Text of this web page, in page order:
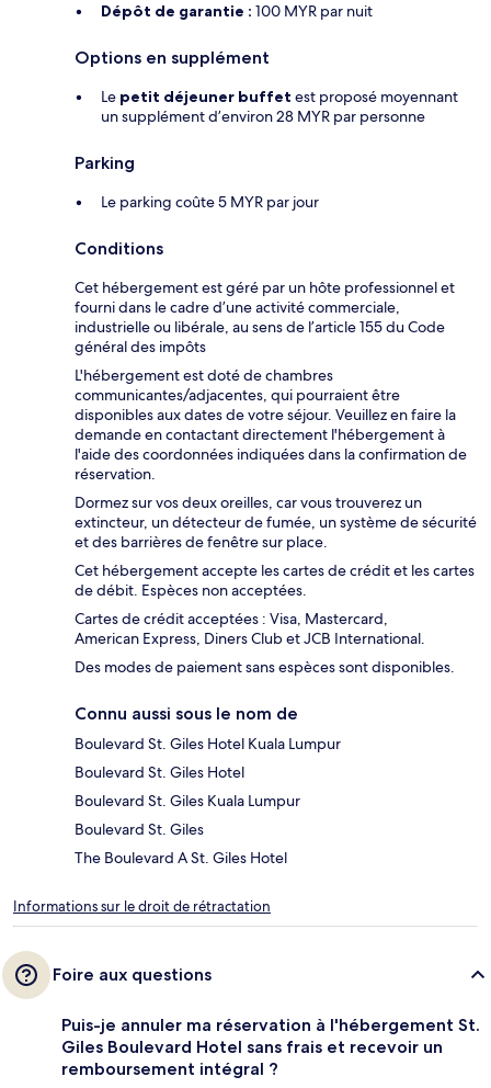
Dépôt de garantie : 100 MYR par nuit
Options en supplément
Le petit déjeuner buffet est proposé moyennant
un supplément d’environ 28 MYR par personne
Parking
Le parking coûte 5 MYR par jour
Conditions
Cet hébergement est géré par un hôte professionnel et
fourni dans le cadre d’une activité commerciale,
industrielle ou libérale, au sens de l’article 155 du Code
général des impôts
L'hébergement est doté de chambres
communicantes/adjacentes, qui pourraient être
disponibles aux dates de votre séjour. Veuillez en faire la
demande en contactant directement l'hébergement à
l'aide des coordonnées indiquées dans la confirmation de
réservation.
Dormez sur vos deux oreilles, car vous trouverez un
extincteur, un détecteur de fumée, un système de sécurité
et des barrières de fenêtre sur place.
Cet hébergement accepte les cartes de crédit et les cartes
de débit. Espèces non acceptées.
Cartes de crédit acceptées : Visa, Mastercard,
American Express, Diners Club et JCB International.
Des modes de paiement sans espèces sont disponibles.
Connu aussi sous le nom de
Boulevard St. Giles Hotel Kuala Lumpur
Boulevard St. Giles Hotel
Boulevard St. Giles Kuala Lumpur
Boulevard St. Giles
The Boulevard A St. Giles Hotel
Informations sur le droit de rétractation
Foire aux questions
Puis-je annuler ma réservation à l'hébergement St.
Giles Boulevard Hotel sans frais et recevoir un
remboursement intégral ?